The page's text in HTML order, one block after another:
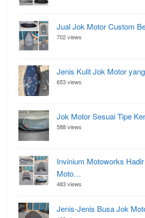
Jual Jok Motor Custom
702 views
Jenis Kulit Jok Motor
653 views
Jok Motor Sesuai Tipe
588 views
Invinium Motoworks
Moto…
483 views
Jenis-Jenis Busa Jok